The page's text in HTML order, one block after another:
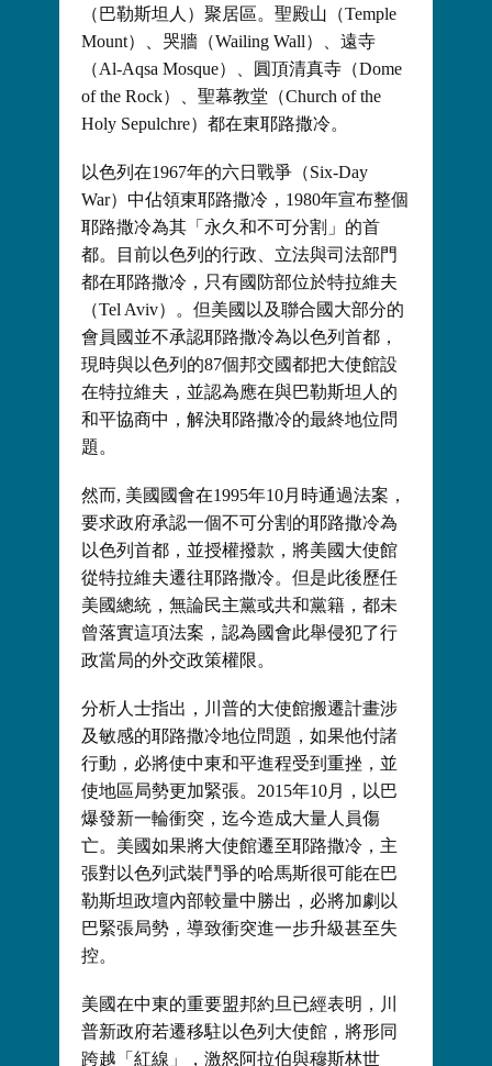
（巴勒斯坦人）聚居區。聖殿山（Temple
Mount）、哭牆（Wailing Wall）、遠寺
（Al-Aqsa Mosque）、圓頂清真寺（Dome
of the Rock）、聖幕教堂（Church of the
Holy Sepulchre）都在東耶路撒冷。
以色列在1967年的六日戰爭（Six-Day
War）中佔領東耶路撒冷，1980年宣布整個
耶路撒冷為其「永久和不可分割」的首
都。目前以色列的行政、立法與司法部門
都在耶路撒冷，只有國防部位於特拉維夫
（Tel Aviv）。但美國以及聯合國大部分的
會員國並不承認耶路撒冷為以色列首都，
現時與以色列的87個邦交國都把大使館設
在特拉維夫，並認為應在與巴勒斯坦人的
和平協商中，解決耶路撒冷的最終地位問
題。
然而, 美國國會在1995年10月時通過法案，
要求政府承認一個不可分割的耶路撒冷為
以色列首都，並授權撥款，將美國大使館
從特拉維夫遷往耶路撒冷。但是此後歷任
美國總統，無論民主黨或共和黨籍，都未
曾落實這項法案，認為國會此舉侵犯了行
政當局的外交政策權限。
分析人士指出，川普的大使館搬遷計畫涉
及敏感的耶路撒冷地位問題，如果他付諸
行動，必將使中東和平進程受到重挫，並
使地區局勢更加緊張。2015年10月，以巴
爆發新一輪衝突，迄今造成大量人員傷
亡。美國如果將大使館遷至耶路撒冷，主
張對以色列武裝鬥爭的哈馬斯很可能在巴
勒斯坦政壇內部較量中勝出，必將加劇以
巴緊張局勢，導致衝突進一步升級甚至失
控。
美國在中東的重要盟邦約旦已經表明，川
普新政府若遷移駐以色列大使館，將形同
跨越「紅線」，激怒阿拉伯與穆斯林世